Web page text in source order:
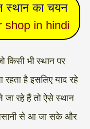
स्थान का चयन
shop in hindi
किसी भी स्थान पर
है इसलिए याद रहे
जा रहे हैं तो ऐसे स्थान
से आ जा सके और